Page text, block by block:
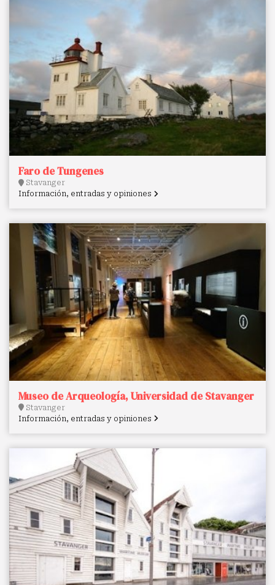
Faro de Tungenes
Stavanger
Información, entradas y opiniones
Museo de Arqueología, Universidad de Stavanger
Stavanger
Información, entradas y opiniones